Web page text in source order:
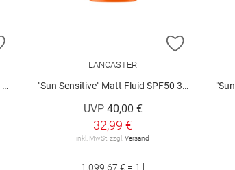
ZUR WUNSCHLISTE HINZUFÜGEN ZUR
LANCASTER
"Sun Sensitive" Matt Fluid SPF50 30 ml
UVP 40,00 €
32,99 €
inkl. MwSt. zzgl.Versand
1.099,67 € = 1 l
"Sun